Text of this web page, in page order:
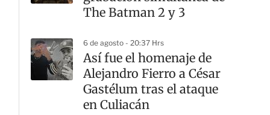
The Batman 2 y 3
6 de agosto - 20:37 Hrs
Así fue el homenaje de
Alejandro Fierro a César
Gastélum tras el ataque
en Culiacán